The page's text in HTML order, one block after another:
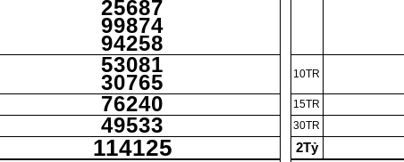
25687
99874
94258
53081
30765
76240
49533
114125
10TR
15TR
30TR
2Tỷ